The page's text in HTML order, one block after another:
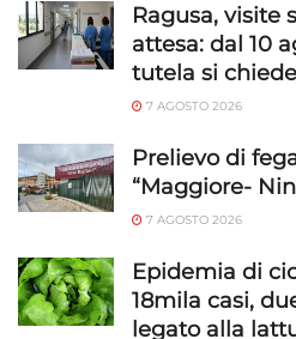
Ragusa, visite
attesa: dal 10
tutela si
7 AGOSTO 2026
Prelievo di
“Maggiore-
7 AGOSTO 2026
Epidemia di
18mila casi,
legato alla